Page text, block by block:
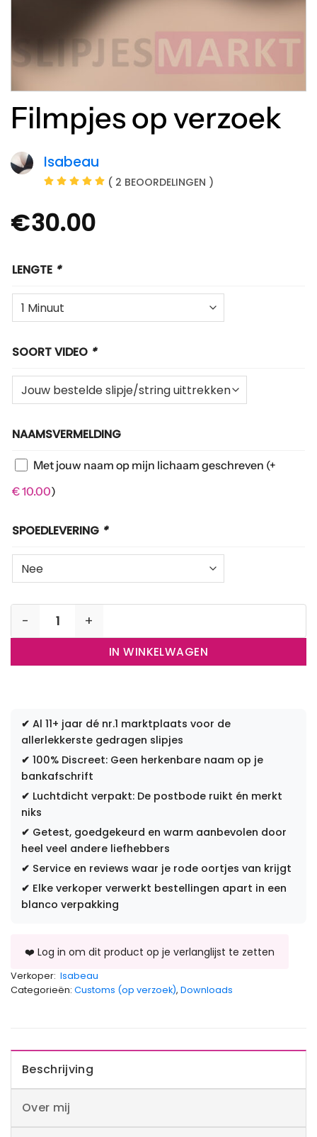
Filmpjes op verzoek
Isabeau
( 2 BEOORDELINGEN )
€30.00
LENGTE *
SOORT VIDEO *
NAAMSVERMELDING
Met jouw naam op mijn lichaam geschreven (+
€10.00)
SPOEDLEVERING *
IN WINKELWAGEN
✔ Al 11+ jaar dé nr.1 marktplaats voor de
allerlekkerste gedragen slipjes
✔ 100% Discreet: Geen herkenbare naam op je
bankafschrift
✔ Luchtdicht verpakt: De postbode ruikt én merkt
niks
✔ Getest, goedgekeurd en warm aanbevolen door
heel veel andere liefhebbers
✔ Service en reviews waar je rode oortjes van krijgt
✔ Elke verkoper verwerkt bestellingen apart in een
blanco verpakking
Verkoper: Isabeau
Categorieën: Customs (op verzoek), Downloads
Beschrijving
Over mij